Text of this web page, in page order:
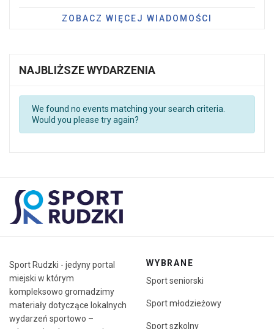
ZOBACZ WIĘCEJ WIADOMOŚCI
NAJBLIŻSZE WYDARZENIA
We found no events matching your search criteria.
Would you please try again?
Sport Rudzki - jedyny portal
miejski w którym
kompleksowo gromadzimy
materiały dotyczące lokalnych
wydarzeń sportowo –
WYBRANE
Sport seniorski
Sport młodzieżowy
Sport szkolny